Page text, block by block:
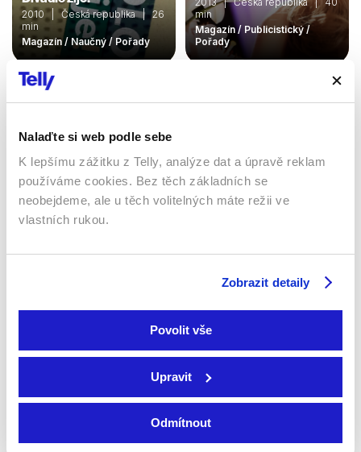
Nalaďte si web podle sebe
K lepšímu zážitku z Telly, analýze dat a úpravě reklam
používáme cookies. Bez těch základních se
neobejdeme, ale u těch volitelných máte režii ve
vlastních rukou.
Zobrazit detaily
Povolit vše
Upravit
Odmítnout
2010 | Česká republika | 26
min
Magazín / Naučný / Pořady
min
Magazín / Publicistický /
Pořady
Sledovat internetovou televizi jde odkudkoliv
po celé EU, a to až na 6 zařízeních.
Smart TV - Android, Google, Samsung, LG, VIDAA